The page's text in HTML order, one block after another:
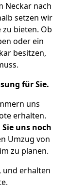
Neckar nach
setzen wir
zu bieten. Ob
oder ein
besitzen,
für Sie.
uns
erhalten.
uns noch
Umzug von
zu planen.
und erhalten